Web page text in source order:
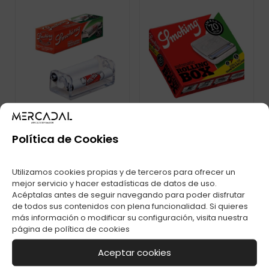
Política de Cookies
Utilizamos cookies propias y de terceros para ofrecer un
mejor servicio y hacer estadísticas de datos de uso.
Acéptalas antes de seguir navegando para poder disfrutar
de todos sus contenidos con plena funcionalidad. Si quieres
más información o modificar su configuración, visita nuestra
página de política de cookies
Aceptar cookies
SMOKING 0,70MM
C-10
SMOKING 0,70MM
C-6